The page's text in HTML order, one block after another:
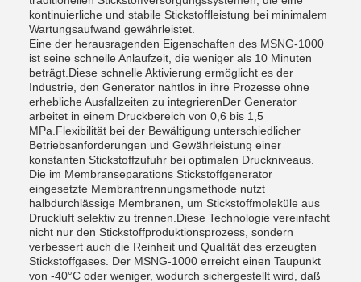
kontinuierliche und stabile Stickstoffleistung bei minimalem
Wartungsaufwand gewährleistet.
Eine der herausragenden Eigenschaften des MSNG-1000
ist seine schnelle Anlaufzeit, die weniger als 10 Minuten
beträgt.Diese schnelle Aktivierung ermöglicht es der
Industrie, den Generator nahtlos in ihre Prozesse ohne
erhebliche Ausfallzeiten zu integrierenDer Generator
arbeitet in einem Druckbereich von 0,6 bis 1,5
MPa.Flexibilität bei der Bewältigung unterschiedlicher
Betriebsanforderungen und Gewährleistung einer
konstanten Stickstoffzufuhr bei optimalen Druckniveaus.
Die im Membranseparations Stickstoffgenerator
eingesetzte Membrantrennungsmethode nutzt
halbdurchlässige Membranen, um Stickstoffmoleküle aus
Druckluft selektiv zu trennen.Diese Technologie vereinfacht
nicht nur den Stickstoffproduktionsprozess, sondern
verbessert auch die Reinheit und Qualität des erzeugten
Stickstoffgases. Der MSNG-1000 erreicht einen Taupunkt
von -40°C oder weniger, wodurch sichergestellt wird, daß